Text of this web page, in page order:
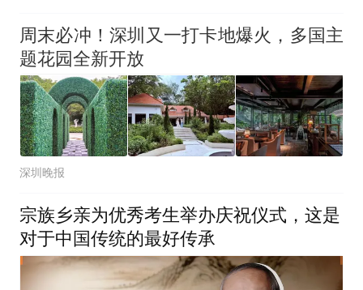
周末必冲！深圳又一打卡地爆火，多国主
题花园全新开放
深圳晚报
宗族乡亲为优秀考生举办庆祝仪式，这是
对于中国传统的最好传承